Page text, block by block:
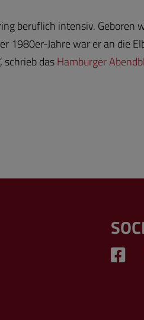
beruflich intensiv. Geboren
Jahre war er an die
schrieb dasHamburger